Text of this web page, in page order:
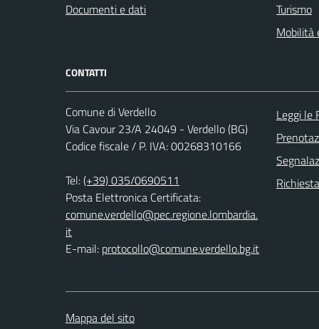
Documenti e dati
Turismo
Mobilità
CONTATTI
Comune di Verdello
Via Cavour 23/A 24049 - Verdello (BG)
Codice fiscale / P. IVA: 00268310166
Tel:(+39) 035/0690511
Posta Elettronica Certificata:
comune.verdello@pec.regione.lombardia.
it
E-mail: protocollo@comune.verdello.bg.it
Leggi le
Mappa del sito